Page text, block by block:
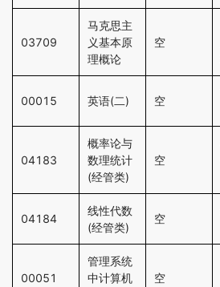
03709
马克思主
义基本原
理概论
空
00015 英语(二) 空
04183
概率论与
数理统计
(经管类)
空
04184
线性代数
(经管类)
空
00051
管理系统
中计算机
空